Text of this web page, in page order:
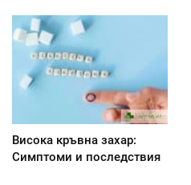
Висока кръвна захар:
Симптоми и последствия